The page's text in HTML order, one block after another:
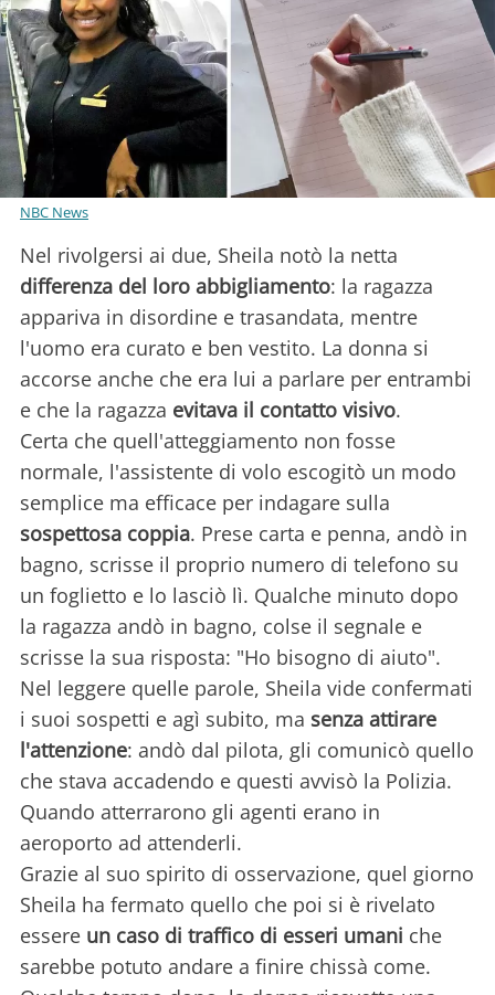
NBC News
Nel rivolgersi ai due, Sheila notò la netta
differenza del loro abbigliamento: la ragazza
appariva in disordine e trasandata, mentre
l'uomo era curato e ben vestito. La donna si
accorse anche che era lui a parlare per entrambi
e che la ragazza evitava il contatto visivo.
Certa che quell'atteggiamento non fosse
normale, l'assistente di volo escogitò un modo
semplice ma efficace per indagare sulla
sospettosa coppia. Prese carta e penna, andò in
bagno, scrisse il proprio numero di telefono su
un foglietto e lo lasciò lì. Qualche minuto dopo
la ragazza andò in bagno, colse il segnale e
scrisse la sua risposta: "Ho bisogno di aiuto".
Nel leggere quelle parole, Sheila vide confermati
i suoi sospetti e agì subito, ma senza attirare
l'attenzione: andò dal pilota, gli comunicò quello
che stava accadendo e questi avvisò la Polizia.
Quando atterrarono gli agenti erano in
aeroporto ad attenderli.
Grazie al suo spirito di osservazione, quel giorno
Sheila ha fermato quello che poi si è rivelato
essere un caso di traffico di esseri umani che
sarebbe potuto andare a finire chissà come.